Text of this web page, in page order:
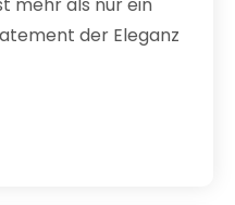
der Eleganz